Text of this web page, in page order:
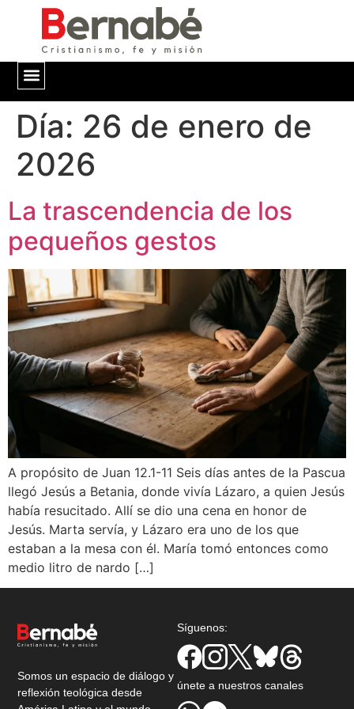
Día: 26 de enero de
2026
La trascendencia de los
pequeños gestos
A propósito de Juan 12.1-11 Seis días antes de la Pascua
llegó Jesús a Betania, donde vivía Lázaro, a quien Jesús
había resucitado. Allí se dio una cena en honor de
Jesús. Marta servía, y Lázaro era uno de los que
estaban a la mesa con él. María tomó entonces como
medio litro de nardo […]
Somos un espacio de diálogo y
reflexión teológica desde
Síguenos:
únete a nuestros canales